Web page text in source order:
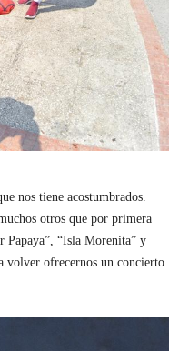
nos tiene acostumbrados.
otros que por primera
Papaya”, “Isla Morenita” y
volver ofrecernos un concierto